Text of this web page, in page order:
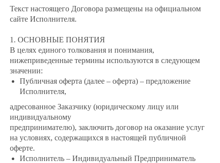
Текст настоящего Договора размещены на официальном
сайте Исполнителя.
1. ОСНОВНЫЕ ПОНЯТИЯ
В целях единого толкования и понимания,
нижеприведенные термины используются в следующем
значении:
Публичная оферта (далее – оферта) – предложение
Исполнителя,
адресованное Заказчику (юридическому лицу или
индивидуальному
предпринимателю), заключить договор на оказание услуг
на условиях, содержащихся в настоящей публичной
оферте.
Исполнитель – Индивидуальный Предприниматель